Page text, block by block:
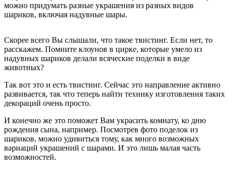
можно придумать разные украшения из разных видов
шариков, включая надувные шары.
Скорее всего Вы слышали, что такое твистинг. Если нет, то
расскажем. Помните клоунов в цирке, которые умело из
надувных шариков делали всяческие поделки в виде
животных?
Так вот это и есть твистинг. Сейчас это направление активно
развивается, так что теперь найти технику изготовления таких
декораций очень просто.
И конечно же это поможет Вам украсить комнату, ко дню
рождения сына, например. Посмотрев фото поделок из
шариков, можно удивиться тому, как много возможных
вариаций украшений с шарами. И это лишь малая часть
возможностей.